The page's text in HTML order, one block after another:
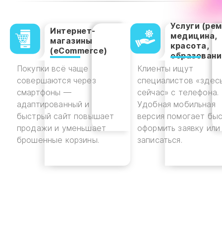
Интернет-
магазины
(eCommerce)
Покупки всё чаще
совершаются через
смартфоны —
адаптированный и
быстрый сайт повышает
продажи и уменьшает
брошенные корзины.
Услуги
медицина,
красота,
Клиенты ищут
специалистов
сейчас» с телефона.
Удобная мобильная
версия помогает
оформить заявку или
записаться.